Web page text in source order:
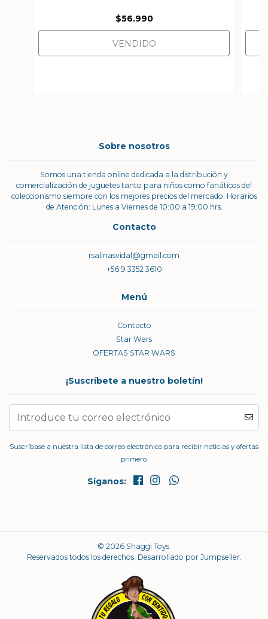
$56.990
VENDIDO
Sobre nosotros
Somos una tienda online dedicada a la distribución y
comercialización de juguetes tanto para niños como fanáticos del
coleccionismo siempre con los mejores precios del mercado. Horarios
de Atención: Lunes a Viernes de 10:00 a 19:00 hrs.
Contacto
rsalinasvidal@gmail.com
+56 9 3352 3610
Menú
Contacto
Star Wars
OFERTAS STAR WARS
¡Suscríbete a nuestro boletín!
Suscríbase a nuestra lista de correo electrónico para recibir noticias y ofertas
primero.
Síganos:
© 2026 Shaggi Toys.
Reservados todos los derechos. Desarrollado por Jumpseller.